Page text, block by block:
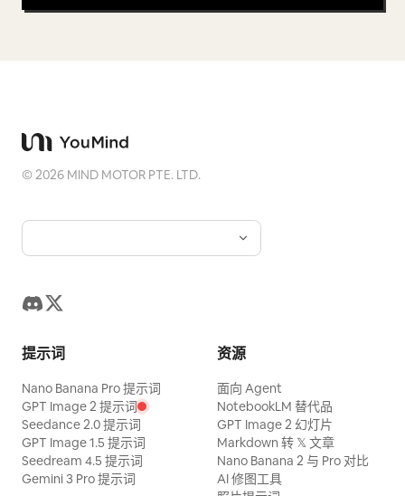
©2026 MIND MOTOR PTE. LTD.
提示词
Nano Banana Pro 提示词
GPT Image 2 提示词
Seedance 2.0 提示词
GPT Image 1.5 提示词
Seedream 4.5 提示词
Gemini 3 Pro 提示词
资源
面向 Agent
NotebookLM 替代品
GPT Image 2 幻灯片
Markdown 转 𝕏 文章
Nano Banana 2 与 Pro 对比
AI 修图工具